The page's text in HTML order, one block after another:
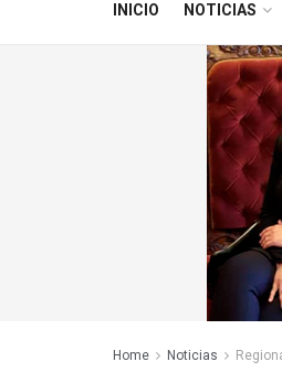
INICIO NOTICIAS
Home Noticias